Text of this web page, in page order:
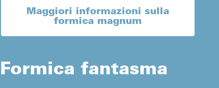
Maggiori informazioni sulla
formica magnum
Formica fantasma